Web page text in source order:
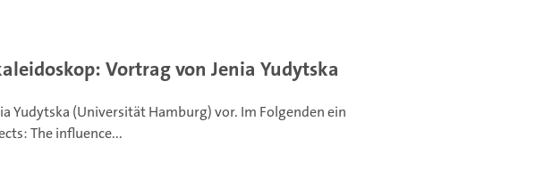
Vortrag von Jenia Yudytska
Yudytska (Universität Hamburg) vor. Im Folgenden ein
The influence...